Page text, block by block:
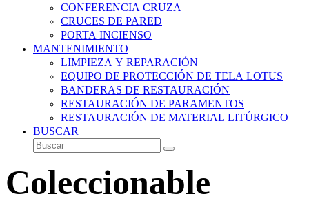
CONFERENCIA CRUZA
CRUCES DE PARED
PORTA INCIENSO
MANTENIMIENTO
LIMPIEZA Y REPARACIÓN
EQUIPO DE PROTECCIÓN DE TELA LOTUS
BANDERAS DE RESTAURACIÓN
RESTAURACIÓN DE PARAMENTOS
RESTAURACIÓN DE MATERIAL LITÚRGICO
BUSCAR
Buscar
Enviar
Coleccionable